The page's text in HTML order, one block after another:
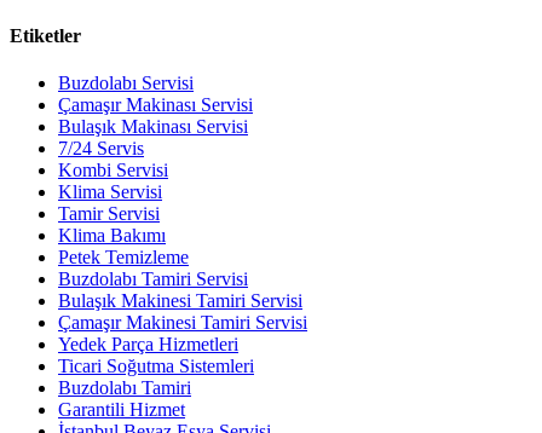
Etiketler
Buzdolabı Servisi
Çamaşır Makinası Servisi
Bulaşık Makinası Servisi
7/24 Servis
Kombi Servisi
Klima Servisi
Tamir Servisi
Klima Bakımı
Petek Temizleme
Buzdolabı Tamiri Servisi
Bulaşık Makinesi Tamiri Servisi
Çamaşır Makinesi Tamiri Servisi
Yedek Parça Hizmetleri
Ticari Soğutma Sistemleri
Buzdolabı Tamiri
Garantili Hizmet